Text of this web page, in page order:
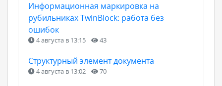
Информационная маркировка на
рубильниках TwinBlock: работа без
ошибок
4 августа в 13:15 43
Структурный элемент документа
4 августа в 13:02 70